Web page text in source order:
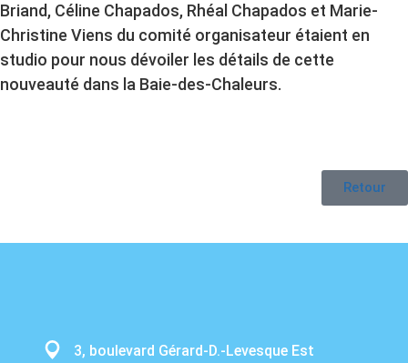
Briand, Céline Chapados, Rhéal Chapados et Marie-
Christine Viens du comité organisateur étaient en
studio pour nous dévoiler les détails de cette
nouveauté dans la Baie-des-Chaleurs.
Retour
3, boulevard Gérard-D.-Levesque Est